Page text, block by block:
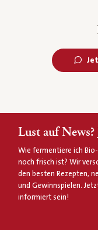
Lust auf
Wie fermentiere ich
noch frisch ist? Wir
den besten Rezepten,
und Gewinnspielen.
informiert sein!